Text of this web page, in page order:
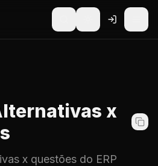
x
x questões do ERP